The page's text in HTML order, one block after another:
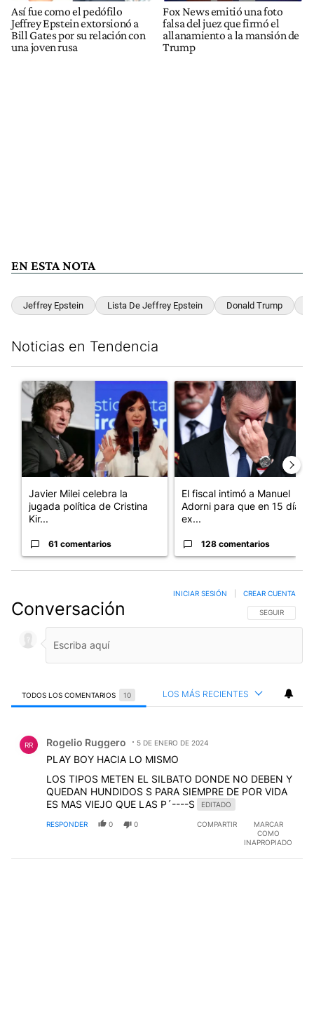
Así fue como el pedófilo
Jeffrey Epstein extorsionó a
Bill Gates por su relación con
una joven rusa
Fox News emitió una foto
falsa del juez que firmó el
allanamiento a la mansión de
Trump
EN ESTA NOTA
Jeffrey Epstein Lista De Jeffrey Epstein Donald Trump
Noticias en Tendencia
Un artículo de tendencia con el título "Javier Milei celebra la
Javier Milei celebra la
jugada política de Cristina
Kir...
61 comentarios
Un artículo de tendencia con
El fiscal intimó a Manuel
Adorni para que en 15 días
ex...
128 comentarios
Conversación SIGA ESTA
SEGUIR
INICIAR SESIÓN CREAR CUENTA
TODOS LOS COMENTARIOS 10 LOS MÁS RECIENTES
RR Rogelio Ruggero 5 DE ENERO DE 2024
PLAY BOY HACIA LO MISMO
LOS TIPOS METEN EL SILBATO DONDE NO DEBEN Y
QUEDAN HUNDIDOS S PARA SIEMPRE DE POR VIDA
ES MAS VIEJO QUE LAS P´----S
EDITADO
RESPONDER 0 0 COMPARTIR
MARCAR
COMO
INAPROPIADO